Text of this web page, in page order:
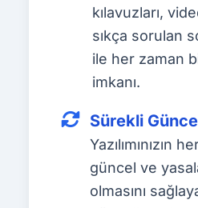
kılavuzları,
sıkça sorulan
ile her zaman
imkanı.
Sürekli
Yazılımınızın
güncel ve
olmasını